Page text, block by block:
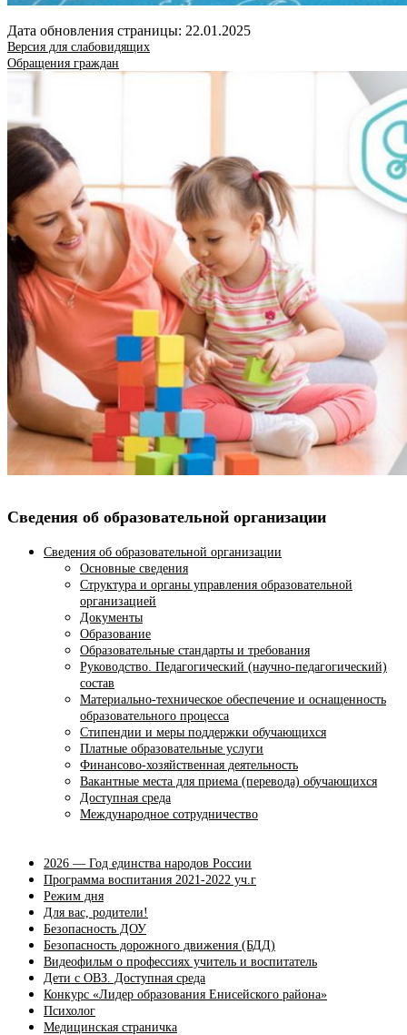
Дата обновления страницы: 22.01.2025
Версия для слабовидящих
Обращения граждан
Сведения об образовательной организации
Сведения об образовательной организации
Основные сведения
Структура и органы управления образовательной
организацией
Документы
Образование
Образовательные стандарты и требования
Руководство. Педагогический (научно-педагогический)
состав
Материально-техническое обеспечение и оснащенность
образовательного процесса
Стипендии и меры поддержки обучающихся
Платные образовательные услуги
Финансово-хозяйственная деятельность
Вакантные места для приема (перевода) обучающихся
Доступная среда
Международное сотрудничество
2026 — Год единства народов России
Программа воспитания 2021-2022 уч.г
Режим дня
Для вас, родители!
Безопасность ДОУ
Безопасность дорожного движения (БДД)
Видеофильм о профессиях учитель и воспитатель
Дети с ОВЗ. Доступная среда
Конкурс «Лидер образования Енисейского района»
Психолог
Медицинская страничка